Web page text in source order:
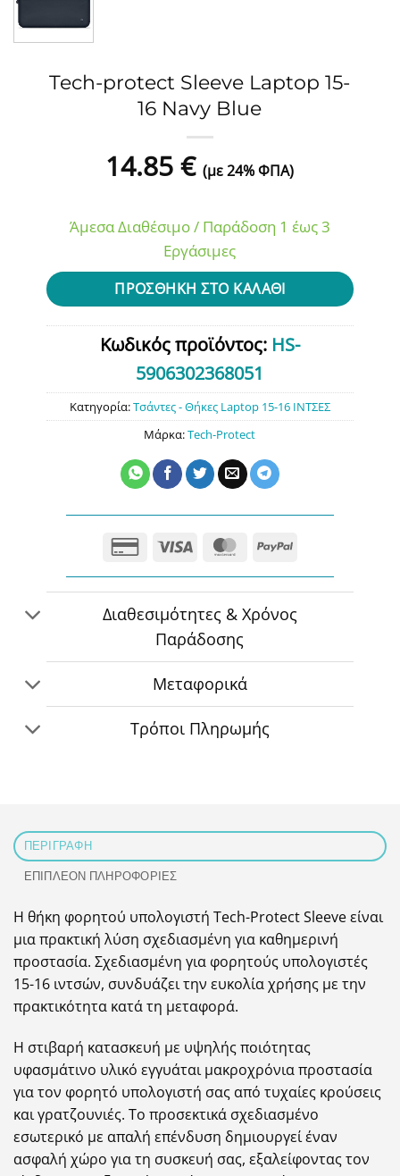
Tech-protect Sleeve Laptop 15-
16 Navy Blue
14.85€ (με 24% ΦΠΑ)
Άμεσα Διαθέσιμο / Παράδοση 1 έως 3
Εργάσιμες
ΠΡΟΣΘΉΚΗ ΣΤΟ ΚΑΛΆΘΙ
Κωδικός προϊόντος: HS-
5906302368051
Κατηγορία:Τσάντες - Θήκες Laptop 15-16 ΙΝΤΣΕΣ
Μάρκα:Tech-Protect
Credit
2
Visa MasterCard
PayPal
Διαθεσιμότητες & Χρόνος
Παράδοσης
Μεταφορικά
Τρόποι Πληρωμής
ΠΕΡΙΓΡΑΦΉ
ΕΠΙΠΛΈΟΝ ΠΛΗΡΟΦΟΡΊΕΣ
Η θήκη φορητού υπολογιστή Tech-Protect Sleeve είναι
μια πρακτική λύση σχεδιασμένη για καθημερινή
προστασία. Σχεδιασμένη για φορητούς υπολογιστές
15-16 ιντσών, συνδυάζει την ευκολία χρήσης με την
πρακτικότητα κατά τη μεταφορά.
Η στιβαρή κατασκευή με υψηλής ποιότητας
υφασμάτινο υλικό εγγυάται μακροχρόνια προστασία
για τον φορητό υπολογιστή σας από τυχαίες κρούσεις
και γρατζουνιές. Το προσεκτικά σχεδιασμένο
εσωτερικό με απαλή επένδυση δημιουργεί έναν
ασφαλή χώρο για τη συσκευή σας, εξαλείφοντας τον